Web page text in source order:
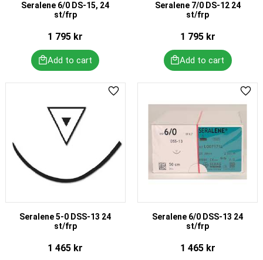
Seralene 6/0 DS-15, 24
st/frp
1 795 kr
Seralene 7/0 DS-12 24
st/frp
1 795kr
Seralene 5-0 DSS-13 24
st/frp
1 465 kr
Add to favorites
Seralene 6/0 DSS-13 24
st/frp
1 465kr
Add